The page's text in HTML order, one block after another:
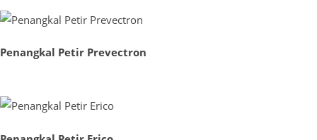
Penangkal Petir Prevectron